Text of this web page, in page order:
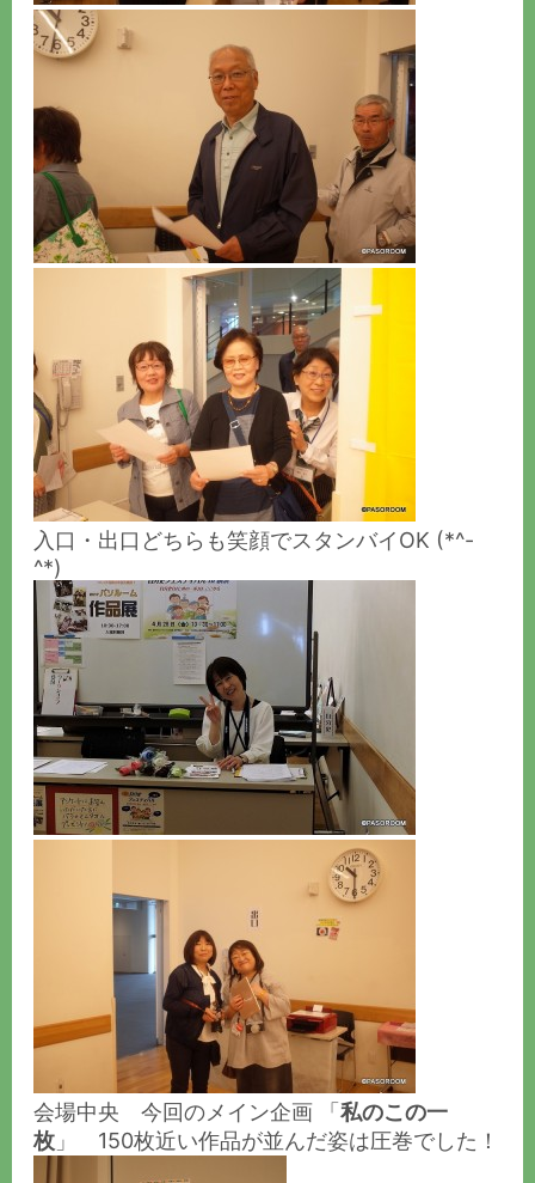
入口・出口どちらも笑顔でスタンバイOK (*^-
^*)
会場中央 今回のメイン企画 「 私のこの一
枚 」 150枚近い作品が並んだ姿は圧巻でした！